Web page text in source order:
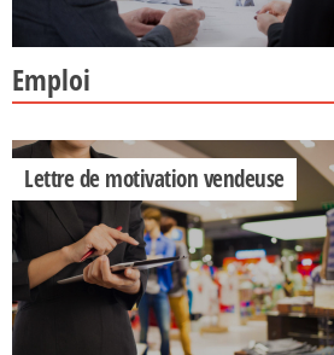
Emploi
Lettre de motivation vendeuse